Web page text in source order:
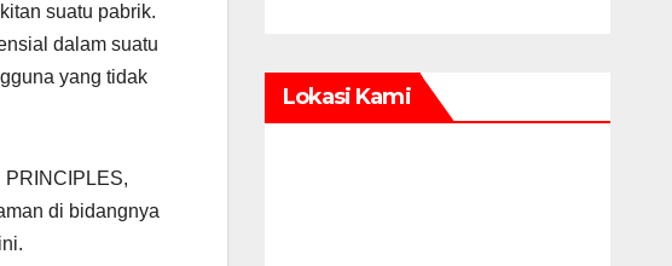
suatu pabrik.
dalam suatu
yang tidak
PRINCIPLES,
di bidangnya
Lokasi Kami